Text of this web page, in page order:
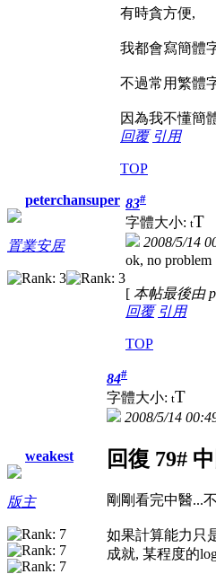
有時貪方便,
我都會寫簡體
不過常用繁體
因為我不懂簡
回覆 引用
TOP
peterchansuper
置業安居
83#
字體大小: tT
2008/5/14
ok, no
[ 本帖最後由
回覆 引用
TOP
weakest
版主
84#
字體大小: tT
2008/5/14
回復 79#
剛剛看完中醫...
如果計算能力只
成就, 某程度的